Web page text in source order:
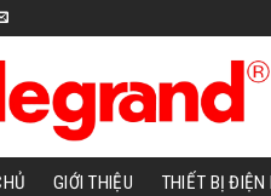
GIỚI THIỆU THIẾT BỊ ĐIỆN